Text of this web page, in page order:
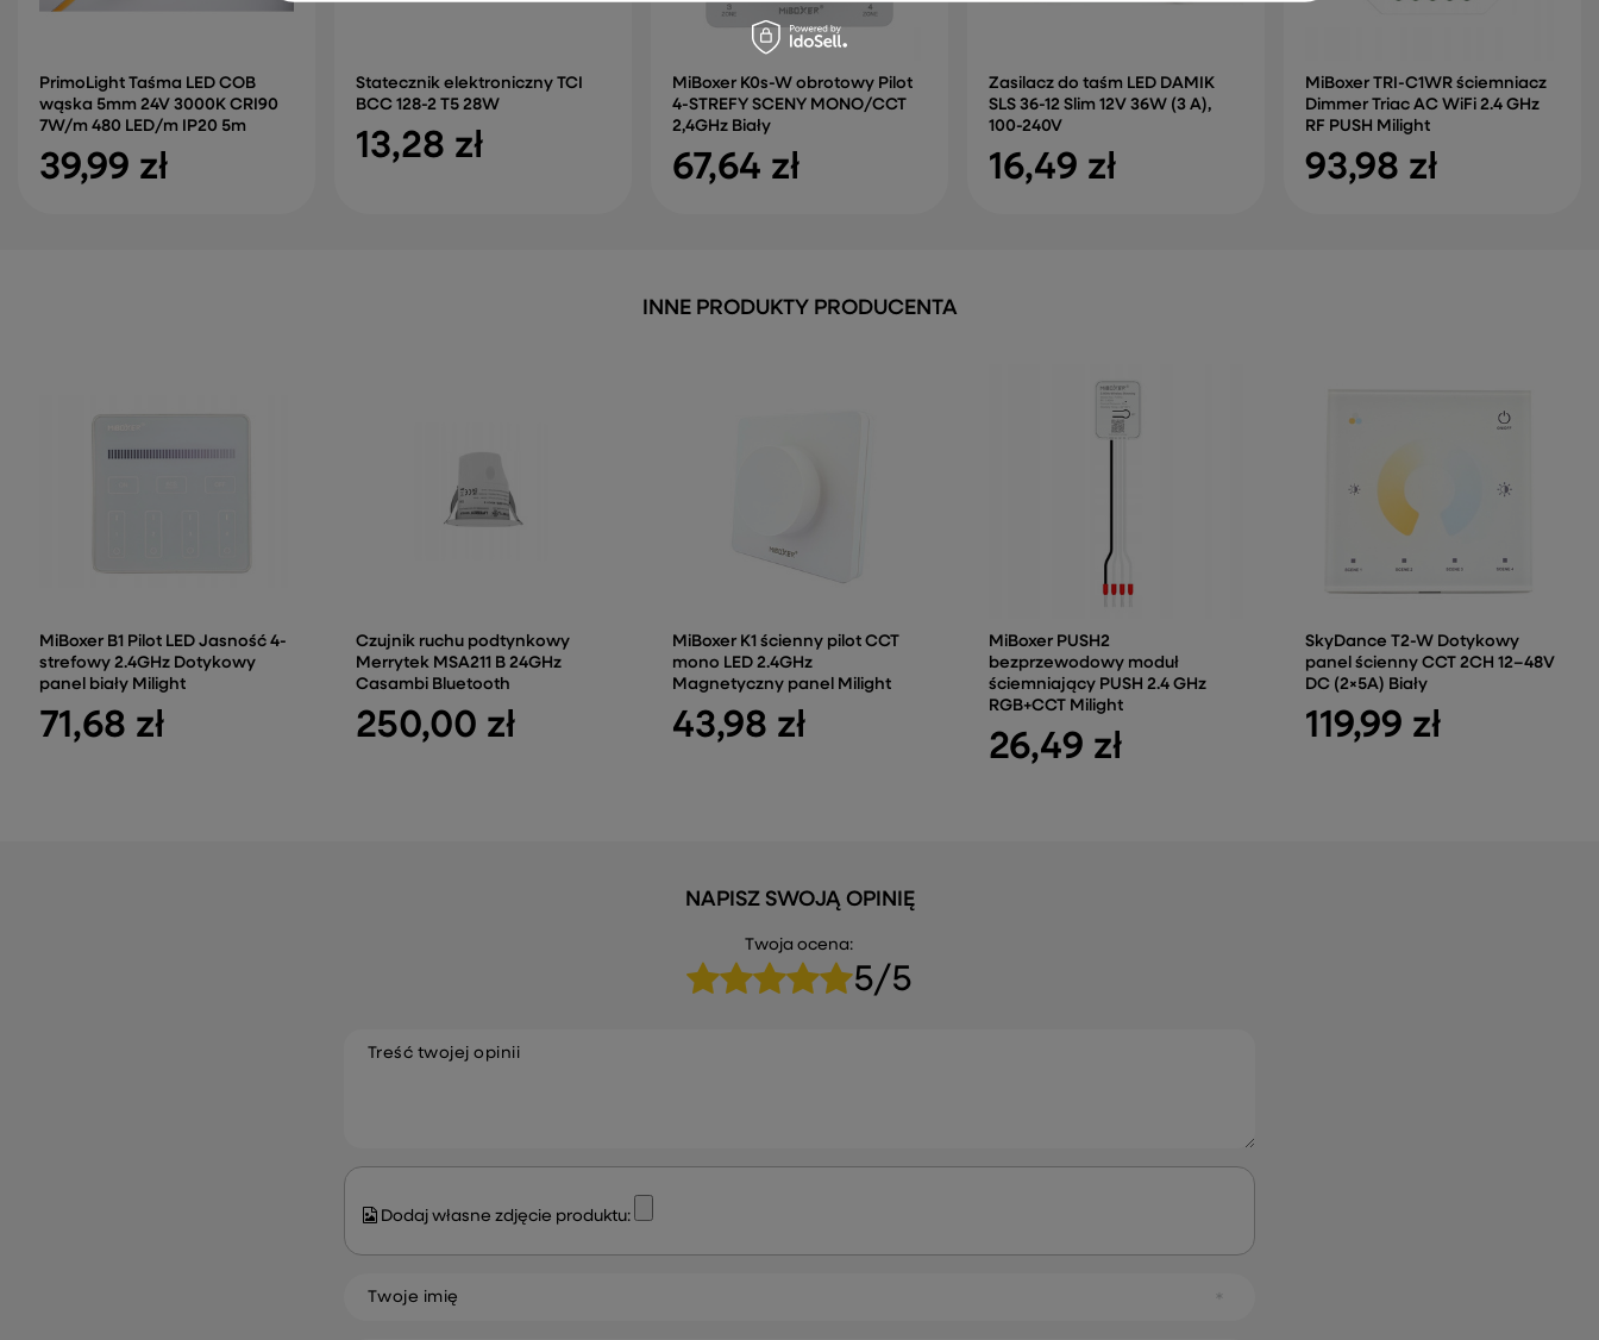
PrimoLight Taśma LED COB
wąska 5mm 24V 3000K CRI90
7W/m 480 LED/m IP20 5m
39,99 zł
Statecznik elektroniczny TCI
BCC 128-2 T5 28W
13,28 zł
MiBoxer K0s-W obrotowy Pilot
4-STREFY SCENY MONO/CCT
2,4GHz Biały
67,64 zł
Zasilacz do taśm LED DAMIK
SLS 36-12 Slim 12V 36W (3 A),
100-240V
16,49 zł
MiBoxer TRI-C1WR ściemniacz
Dimmer Triac AC WiFi 2.4 GHz
RF PUSH Milight
93,98 zł
INNE PRODUKTY PRODUCENTA
MiBoxer B1 Pilot LED Jasność 4-
strefowy 2.4GHz Dotykowy
panel biały Milight
71,68 zł
Czujnik ruchu podtynkowy
Merrytek MSA211 B 24GHz
Casambi Bluetooth
250,00 zł
MiBoxer K1 ścienny pilot CCT
mono LED 2.4GHz
Magnetyczny panel Milight
43,98 zł
MiBoxer PUSH2
bezprzewodowy moduł
ściemniający PUSH 2.4 GHz
RGB+CCT Milight
26,49 zł
SkyDance T2-W Dotykowy
panel ścienny CCT 2CH 12–48V
DC (2×5A) Biały
119,99 zł
NAPISZ SWOJĄ OPINIĘ
Twoja ocena:
5/5
Treść twojej opinii
Dodaj własne zdjęcie produktu:
Twoje imię